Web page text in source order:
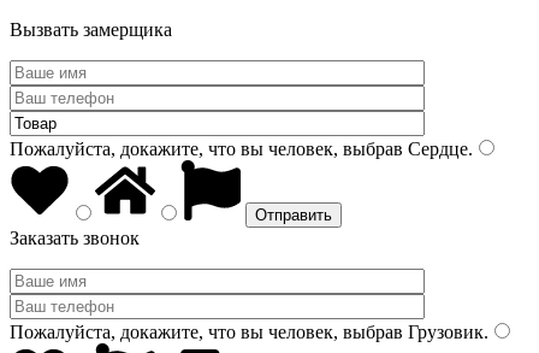
Вызвать замерщика
Пожалуйста, докажите, что вы человек, выбрав Сердце.
Заказать звонок
Пожалуйста, докажите, что вы человек, выбрав Грузовик.